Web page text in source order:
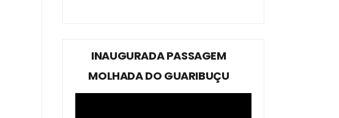
INAUGURADA PASSAGEM
MOLHADA DO GUARIBUÇU